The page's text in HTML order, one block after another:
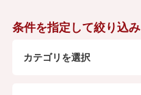
条件を指定して絞り込み
カテゴリを選択